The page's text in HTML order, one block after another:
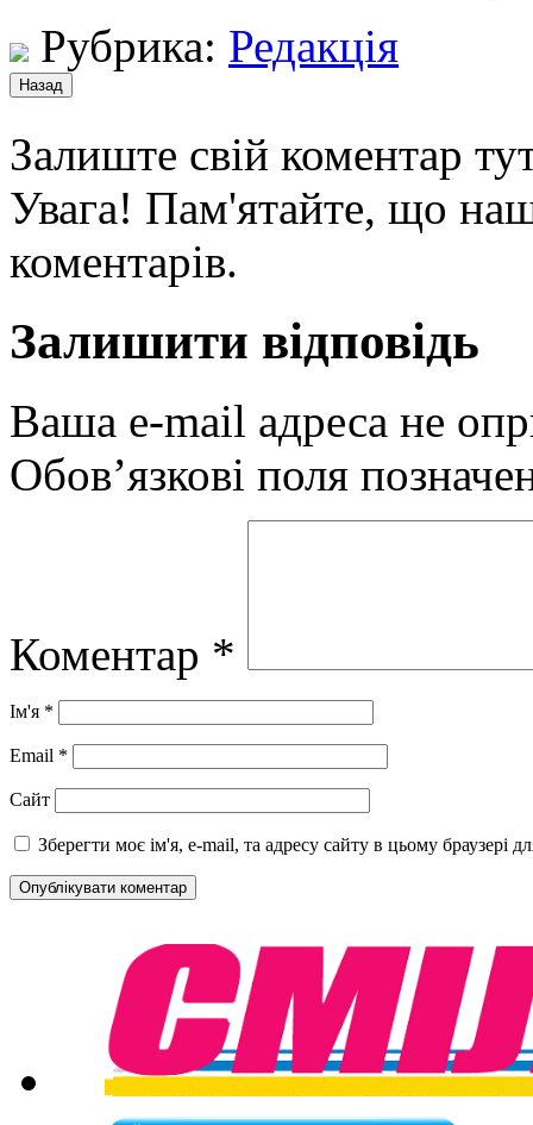
Рубрика: Редакція
Залиште свій коментар
Увага! Пам'ятайте, що
коментарів.
Залишити відповідь
Ваша e-mail адреса не
Обов’язкові поля
Коментар *
Ім'я *
Email *
Сайт
Зберегти моє ім'я, e-mail, та адресу сайту в цьому браузері